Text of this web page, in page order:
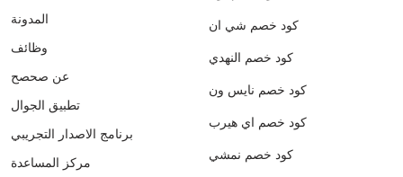
المدونة
وظائف
عن صحصح
تطبيق الجوال
برنامج الاصدار التجريبي
مركز المساعدة
كود خصم شي ان
كود خصم النهدي
كود خصم نايس ون
كود خصم اي هيرب
كود خصم نمشي